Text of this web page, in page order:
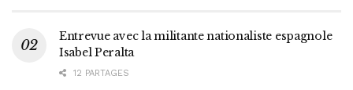
Entrevue avec la militante nationaliste espagnole
Isabel Peralta
12 PARTAGES